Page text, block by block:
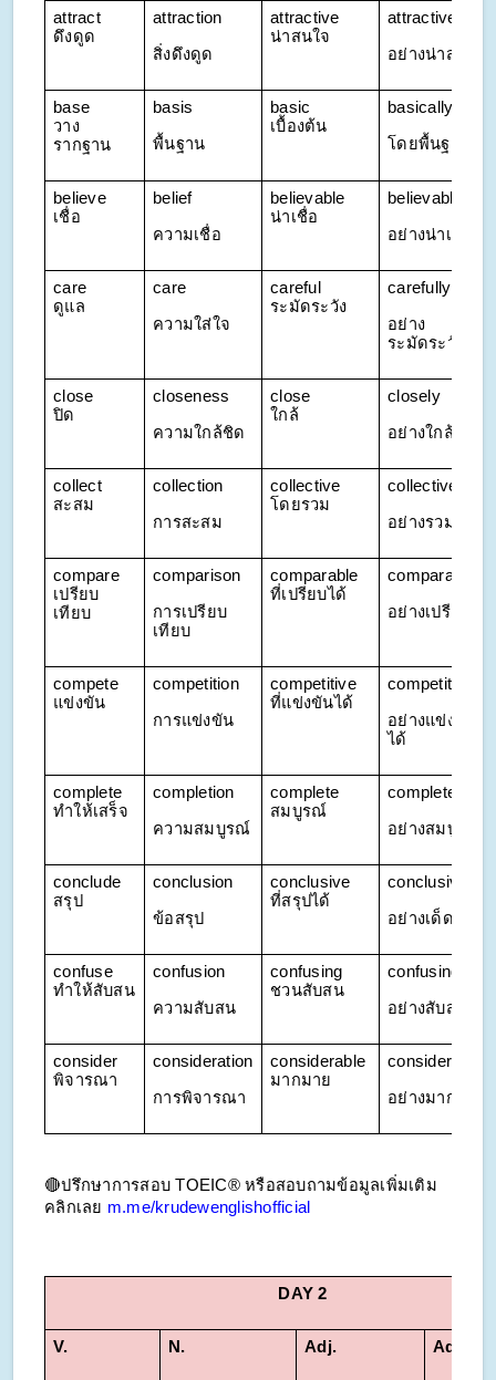
attract
ดึงดูด
attraction
สิ่งดึงดูด
attractive
น่าสนใจ
attractively
อย่างน่าสนใจ
base
วาง
รากฐาน
basis
พื้นฐาน
basic
เบื้องต้น
basically
โดยพื้นฐาน
believe
เชื่อ
belief
ความเชื่อ
believable
น่าเชื่อ
believably
อย่างน่าเชื่อ
care
ดูแล
care
ความใส่ใจ
careful
ระมัดระวัง
carefully
อย่าง
ระมัดระวัง
close
ปิด
closeness
ความใกล้ชิด
close
ใกล้
closely
อย่างใกล้ชิด
collect
สะสม
collection
การสะสม
collective
โดยรวม
collectively
อย่างรวมกัน
compare
เปรียบ
เทียบ
comparison
การเปรียบ
เทียบ
comparable
ที่เปรียบได้
comparably
อย่างเปรียบได้
compete
แข่งขัน
competition
การแข่งขัน
competitive
ที่แข่งขันได้
competitively
อย่างแข่งขัน
ได้
complete
ทำให้เสร็จ
completion
ความสมบูรณ์
complete
สมบูรณ์
completely
อย่างสมบูรณ์
conclude
สรุป
conclusion
ข้อสรุป
conclusive
ที่สรุปได้
conclusively
อย่างเด็ดขาด
confuse
ทำให้สับสน
confusion
ความสับสน
confusing
ชวนสับสน
confusingly
อย่างสับสน
consider
พิจารณา
consideration
การพิจารณา
considerable
มากมาย
considerably
อย่างมาก
🔴ปรึกษาการสอบ TOEIC® หรือสอบถามข้อมูลเพิ่มเติม
คลิกเลย m.me/krudewenglishofficial
DAY 2
V. N. Adj. Adv.